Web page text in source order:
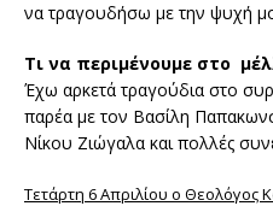
να τραγουδήσω με την ψυχή
Τι να περιμένουμε στο
Έχω αρκετά τραγούδια στο
παρέα με τον Βασίλη
Νίκου Ζιώγαλα και πολλές
Τετάρτη 6 Απριλίου ο Θεολόγος